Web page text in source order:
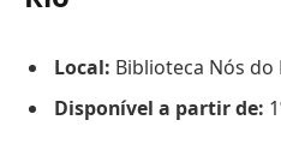
Local: Biblioteca Nós do
Disponível a partir de: